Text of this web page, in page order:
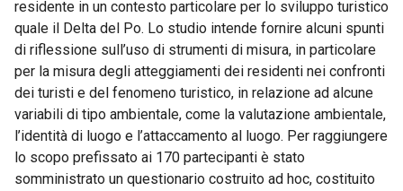
residente in un contesto particolare per lo sviluppo turistico
quale il Delta del Po. Lo studio intende fornire alcuni spunti
di riflessione sull’uso di strumenti di misura, in particolare
per la misura degli atteggiamenti dei residenti nei confronti
dei turisti e del fenomeno turistico, in relazione ad alcune
variabili di tipo ambientale, come la valutazione ambientale,
l’identità di luogo e l’attaccamento al luogo. Per raggiungere
lo scopo prefissato ai 170 partecipanti è stato
somministrato un questionario costruito ad hoc, costituito